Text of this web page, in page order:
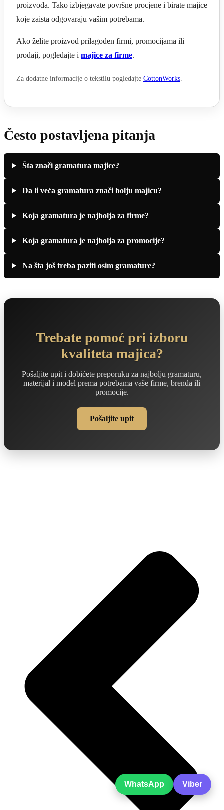
proizvoda. Tako izbjegavate površne procjene i birate majice
koje zaista odgovaraju vašim potrebama.
Ako želite proizvod prilagođen firmi, promocijama ili
prodaji, pogledajte i majice za firme.
Za dodatne informacije o tekstilu pogledajte CottonWorks.
Često postavljena pitanja
Šta znači gramatura majice?
Da li veća gramatura znači bolju majicu?
Koja gramatura je najbolja za firme?
Koja gramatura je najbolja za promocije?
Na šta još treba paziti osim gramature?
Trebate pomoć pri izboru
kvaliteta majica?
Pošaljite upit i dobićete preporuku za najbolju gramaturu,
materijal i model prema potrebama vaše firme, brenda ili
promocije.
Pošaljite upit
WhatsApp Viber